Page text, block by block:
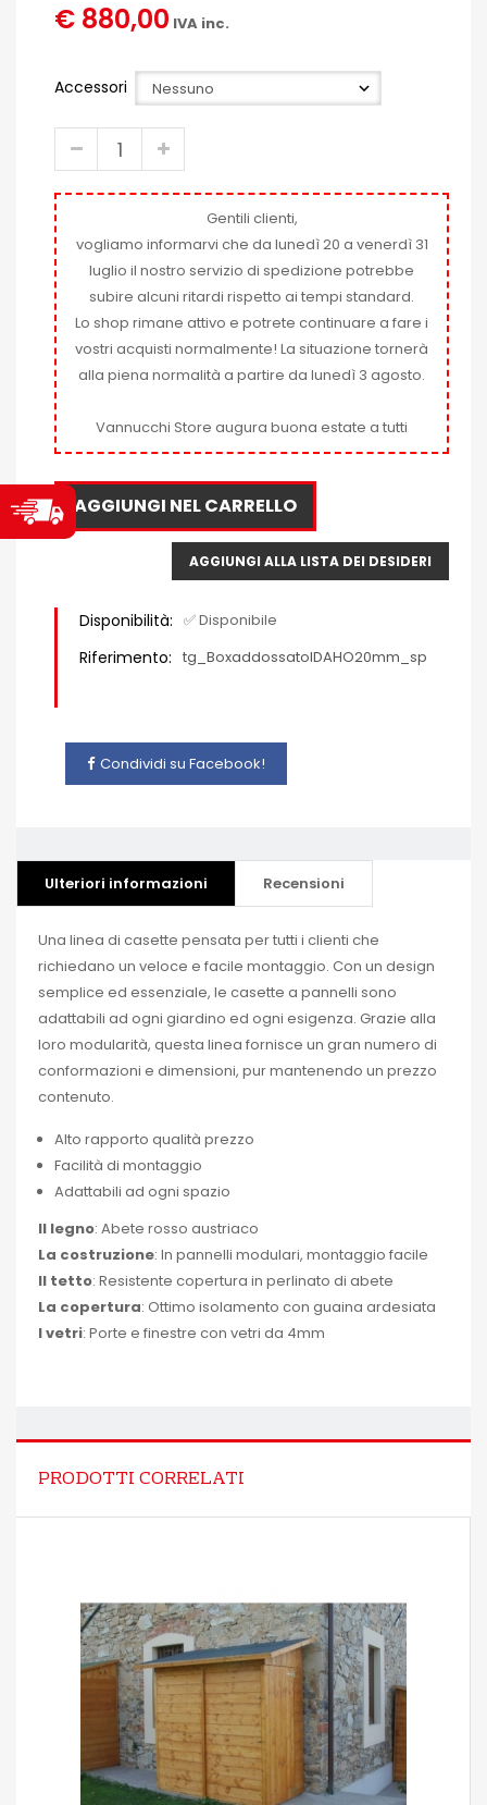
€ 880,00 IVA inc.
Accessori
Gentili clienti,
vogliamo informarvi che da lunedì 20 a venerdì 31
luglio il nostro servizio di spedizione potrebbe
subire alcuni ritardi rispetto ai tempi standard.
Lo shop rimane attivo e potrete continuare a fare i
vostri acquisti normalmente! La situazione tornerà
alla piena normalità a partire da lunedì 3 agosto.
Vannucchi Store augura buona estate a tutti
AGGIUNGI NEL CARRELLO
AGGIUNGI ALLA LISTA DEI DESIDERI
Disponibilità: ✅ Disponibile
Riferimento: tg_BoxaddossatoIDAHO20mm_sp
Condividi su Facebook!
Ulteriori informazioni Recensioni
Una linea di casette pensata per tutti i clienti che
richiedano un veloce e facile montaggio. Con un design
semplice ed essenziale, le casette a pannelli sono
adattabili ad ogni giardino ed ogni esigenza. Grazie alla
loro modularità, questa linea fornisce un gran numero di
conformazioni e dimensioni, pur mantenendo un prezzo
contenuto.
Alto rapporto qualità prezzo
Facilità di montaggio
Adattabili ad ogni spazio
Il legno: Abete rosso austriaco
La costruzione: In pannelli modulari, montaggio facile
Il tetto: Resistente copertura in perlinato di abete
La copertura: Ottimo isolamento con guaina ardesiata
I vetri: Porte e finestre con vetri da 4mm
PRODOTTI CORRELATI